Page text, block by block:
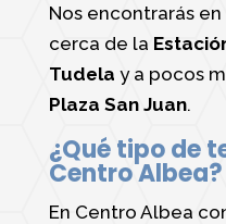
Nos encontrarás en
cerca de la
Tudela y a pocos
Plaza San Juan.
¿Qué tipo de
Centro Albea?
En Centro Albea